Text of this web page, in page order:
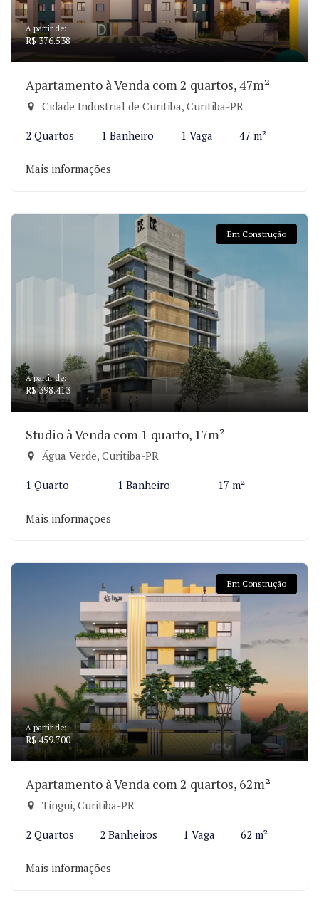
A partir de:
R$ 376.538
Apartamento à Venda com 2 quartos, 47m²
Cidade Industrial de Curitiba, Curitiba-PR
2 Quartos 1 Banheiro 1 Vaga 47 m²
Mais informações
Em Construção
A partir de:
R$ 398.413
Studio à Venda com 1 quarto, 17m²
Água Verde, Curitiba-PR
1 Quarto 1 Banheiro 17 m²
Mais informações
Em Construção
A partir de:
R$ 459.700
Apartamento à Venda com 2 quartos, 62m²
Tingui, Curitiba-PR
2 Quartos 2 Banheiros 1 Vaga 62 m²
Mais informações